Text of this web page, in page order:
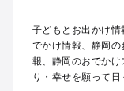
中伊豆・西伊豆・南
静岡・清水のプール
三島・沼津のプール
掛川・磐田・袋井の
子どもとお出かけ
でかけ情報、静岡
報、静岡のおでか
り・幸せを願って日